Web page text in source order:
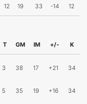
12 19 33 -14 12
T GM IM +/- K
3 38 17 +21 34
5 35 19 +16 34